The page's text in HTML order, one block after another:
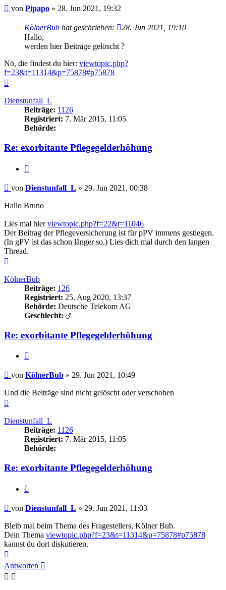
Beitrag
von Pipapo » 28. Jun 2021, 19:32
KölnerBub hat geschrieben:
28. Jun 2021, 19:10
Hallo,
werden hier Beiträge gelöscht ?
Nö, die findest du hier: viewtopic.php?
f=23&t=11314&p=75878#p75878
Dienstunfall_L
Beiträge: 1126
Registriert: 7. Mär 2015, 11:05
Behörde:
Re: exorbitante Pflegegelderhöhung
Beitrag
von Dienstunfall_L » 29. Jun 2021, 00:38
Hallo Bruno
Lies mal hierviewtopic.php?f=22&t=11046
Der Beitrag der Pflegeversicherung ist für pPV immens gestiegen.
(In gPV ist das schon länger so.) Lies dich mal durch den langen
Thread.
KölnerBub
Beiträge: 126
Registriert: 25. Aug 2020, 13:37
Behörde: Deutsche Telekom AG
Geschlecht:
Re: exorbitante Pflegegelderhöhung
Beitrag
von KölnerBub » 29. Jun 2021, 10:49
Und die Beiträge sind nicht gelöscht oder verschoben
Dienstunfall_L
Beiträge: 1126
Registriert: 7. Mär 2015, 11:05
Behörde:
Re: exorbitante Pflegegelderhöhung
Beitrag
von Dienstunfall_L » 29. Jun 2021, 11:03
Bleib mal beim Thema des Fragestellers, Kölner Bub.
Dein Thema viewtopic.php?f=23&t=11314&p=75878#p75878
kannst du dort diskutieren.
oben
Antworten